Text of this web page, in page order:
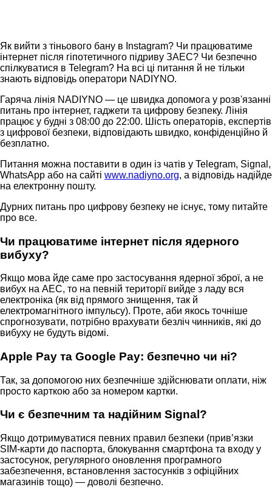
Як вийти з тіньового бану в Instagram? Чи працюватиме
інтернет після гіпотетичного підриву ЗАЕС? Чи безпечно
спілкуватися в Telegram? На всі ці питання й не тільки
знають відповідь оператори NADIYNO.
Гаряча лінія NADIYNO — це швидка допомога у розв'язанні
питань про інтернет, гаджети та цифрову безпеку. Лінія
працює у будні з 08:00 до 22:00. Шість операторів, експертів
з цифрової безпеки, відповідають швидко, конфіденційно й
безплатно.
Питання можна поставити в один із чатів у Telegram, Signal,
WhatsApp або на сайті www.nadiyno.org, а відповідь надійде
на електронну пошту.
Дурних питань про цифрову безпеку не існує, тому питайте
про все.
Чи працюватиме інтернет після ядерного
вибуху?
Якщо мова йде саме про застосування ядерної зброї, а не
вибух на АЕС, то на певній території вийде з ладу вся
електроніка (як від прямого знищення, так й
електромагнітного імпульсу). Проте, аби якось точніше
спрогнозувати, потрібно врахувати безліч чинників, які до
вибуху не будуть відомі.
Apple Pay та Google Pay: безпечно чи ні?
Так, за допомогою них безпечніше здійснювати оплати, ніж
просто карткою або за номером картки.
Чи є безпечним та надійним Signal?
Якщо дотримуватися певних правил безпеки (привʼязки
SIM-карти до паспорта, блокування смартфона та входу у
застосунок, регулярного оновлення програмного
забезпечення, встановлення застосунків з офіційних
магазинів тощо) — доволі безпечно.